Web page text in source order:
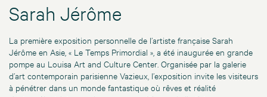
Sarah Jérôme
La première exposition personnelle de l’artiste française Sarah
Jérôme en Asie, « Le Temps Primordial », a été inaugurée en grande
pompe au Louisa Art and Culture Center. Organisée par la galerie
d’art contemporain parisienne Vazieux, l’exposition invite les visiteurs
à pénétrer dans un monde fantastique où rêves et réalité